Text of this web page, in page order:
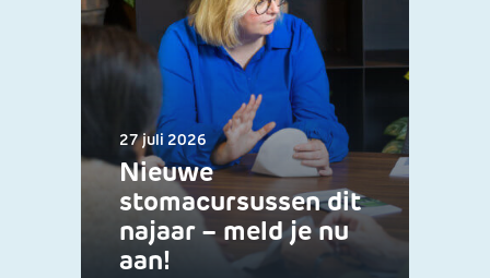
27 juli 2026
Nieuwe
stomacursussen dit
najaar – meld je nu
aan!